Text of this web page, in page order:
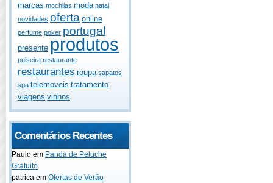
marcas mochilas moda natal
novidades oferta online
perfume poker portugal
presente produtos
pulseira restaurante
restaurantes roupa sapatos
spa telemoveis tratamento
viagens vinhos
Comentários Recentes
Paulo em Panda de Peluche
Gratuito
patrica em Ofertas de Verão